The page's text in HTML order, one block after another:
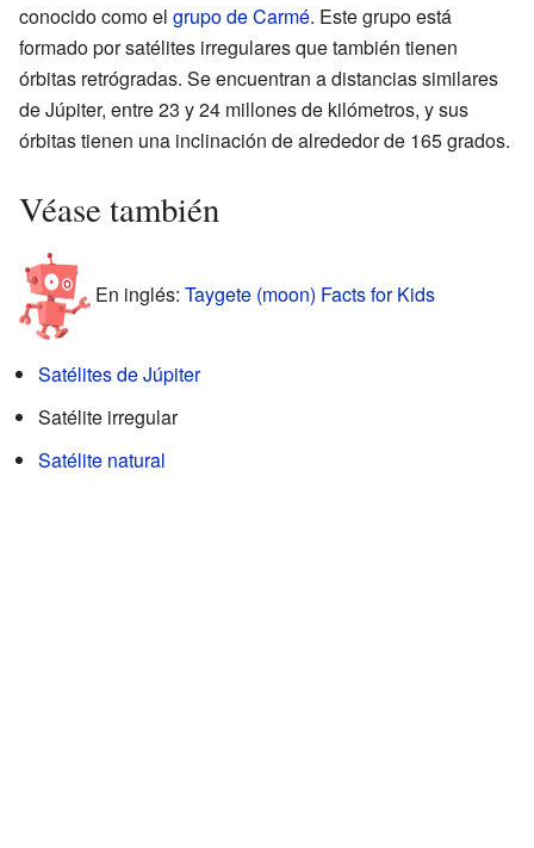
conocido como el grupo de Carmé. Este grupo está
formado por satélites irregulares que también tienen
órbitas retrógradas. Se encuentran a distancias similares
de Júpiter, entre 23 y 24 millones de kilómetros, y sus
órbitas tienen una inclinación de alrededor de 165 grados.
Véase también
En inglés: Taygete (moon) Facts for Kids
Satélites de Júpiter
Satélite irregular
Satélite natural